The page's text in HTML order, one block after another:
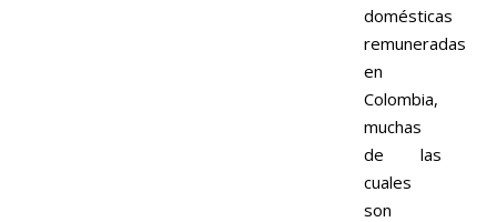
domésticas
remuneradas
en
Colombia,
muchas
de las
cuales
son